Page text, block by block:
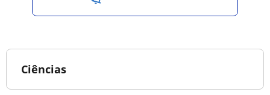
Ciências